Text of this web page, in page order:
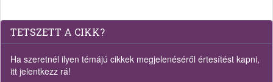
TETSZETT A CIKK?
Ha szeretnél ilyen témájú cikkek megjelenéséről értesítést kapni,
itt jelentkezz rá!